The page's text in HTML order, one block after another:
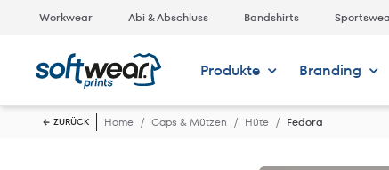
Workwear Abi & Abschluss Bandshirts
Produkte Branding
ZURÜCK Home Caps & Mützen Hüte Fedora